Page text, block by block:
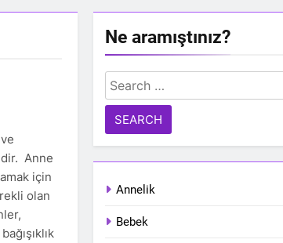
Anne
için
olan
Ne aramıştınız?
Search
for:
Annelik
Bebek